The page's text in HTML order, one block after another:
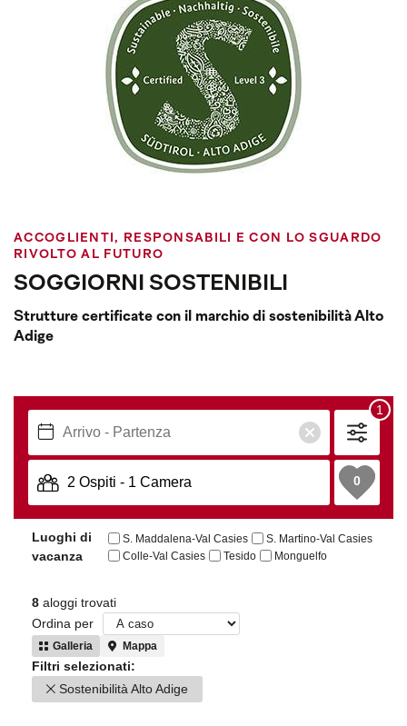
ACCOGLIENTI, RESPONSABILI E CON LO SGUARDO
RIVOLTO AL FUTURO
SOGGIORNI SOSTENIBILI
Strutture certificate con il marchio di sostenibilità Alto
Adige